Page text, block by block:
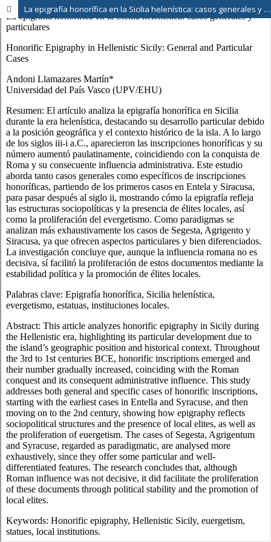
La epigrafía honorífica en la Sicilia helenística: casos generales y particulares